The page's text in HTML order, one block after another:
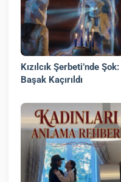
Kızılcık Şerbeti’nde Şok:
Başak Kaçırıldı